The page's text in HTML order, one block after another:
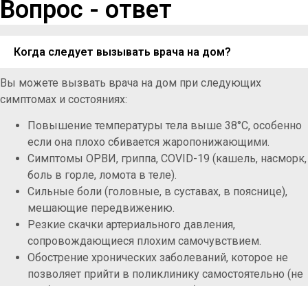
Вопрос - ответ
Когда следует вызывать врача на дом?
Вы можете вызвать врача на дом при следующих
симптомах и состояниях:
Повышение температуры тела выше 38°C, особенно
если она плохо сбивается жаропонижающими.
Симптомы ОРВИ, гриппа, COVID-19 (кашель, насморк,
боль в горле, ломота в теле).
Сильные боли (головные, в суставах, в пояснице),
мешающие передвижению.
Резкие скачки артериального давления,
сопровождающиеся плохим самочувствием.
Обострение хронических заболеваний, которое не
позволяет прийти в поликлинику самостоятельно (не